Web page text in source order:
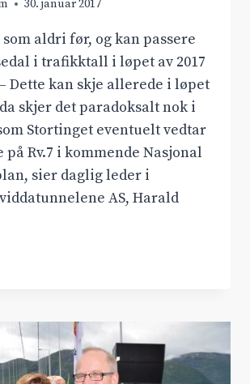
30. januar 2017
som aldri før, og kan passere
i trafikktall i løpet av 2017
Dette kan skje allerede i løpet
skjer det paradoksalt nok i
Stortinget eventuelt vedtar
på Rv.7 i kommende Nasjonal
sier daglig leder i
AS, Harald